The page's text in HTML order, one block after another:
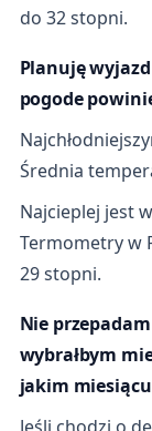
do 32 stopni.
Planuję
pogode
Średnia
Najcieplej jest
Termometry w
29 stopni.
Nie
wybrałbym
jakim